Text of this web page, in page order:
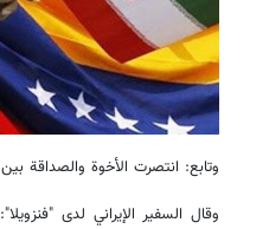
وتابع: انتصرت الأخوة والصداقة
وقال السفير الإيراني لدى